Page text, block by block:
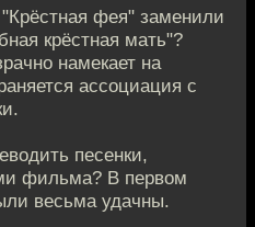
фея" заменили
крёстная мать"?
намекает на
ассоциация с
песенки,
фильма? В первом
весьма удачны.